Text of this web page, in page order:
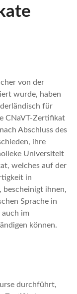
von der
wurde, haben
für
CNaVT-Zertifikat
Abschluss des
ihre
Universiteit
welches auf der
in
bescheinigt ihnen,
Sprache in
im
können.
durchführt,